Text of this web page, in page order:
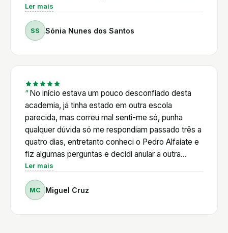
esclarecer e acompanhar, independentemente do
nível de experiência de cada um. O que mais
valorizo é que não ensina apenas a construir lojas
Shopify. Ensina a pensar, a resolver problemas e a
verdadeira entreajuda e um acompanhamento
constante.
100%!
Ler mais
SS Sónia Nunes dos Santos
No início estava um pouco desconfiado desta
academia, já tinha estado em outra escola
parecida, mas correu mal senti-me só, punha
qualquer dúvida só me respondiam passado três a
quatro dias, entretanto conheci o Pedro Alfaiate e
fiz algumas perguntas e decidi anular a outra
escola vi a primeira aula online e decidi logo entrar
para a academia, iremos o Pedro Alfaiate ir
responde a tudo e explica ponto a ponto, tirando
os alunos que estão sempre prontos a ajudar, se é
Ler mais
MC Miguel Cruz